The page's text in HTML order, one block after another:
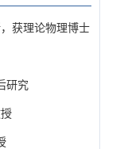
获理论物理博士
研究